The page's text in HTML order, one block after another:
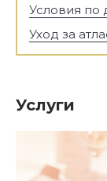
Условия по
Уход за
Услуги